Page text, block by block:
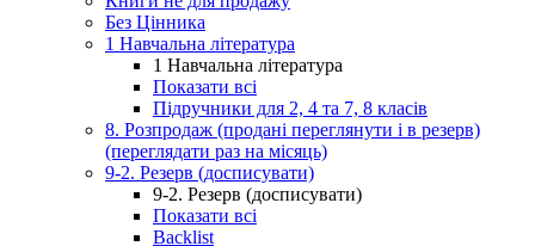
Без Цінника
1 Навчальна література
1 Навчальна література
Показати всі
Підручники для 2, 4 та 7, 8 класів
8. Розпродаж (продані переглянути і в резерв)
(переглядати раз на місяць)
9-2. Резерв (досписувати)
9-2. Резерв (досписувати)
Показати всі
Backlist